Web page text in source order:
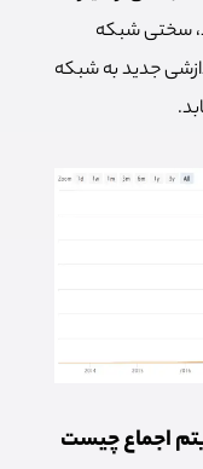
سختی شبکه
جدید به شبکه
اجماع چیست